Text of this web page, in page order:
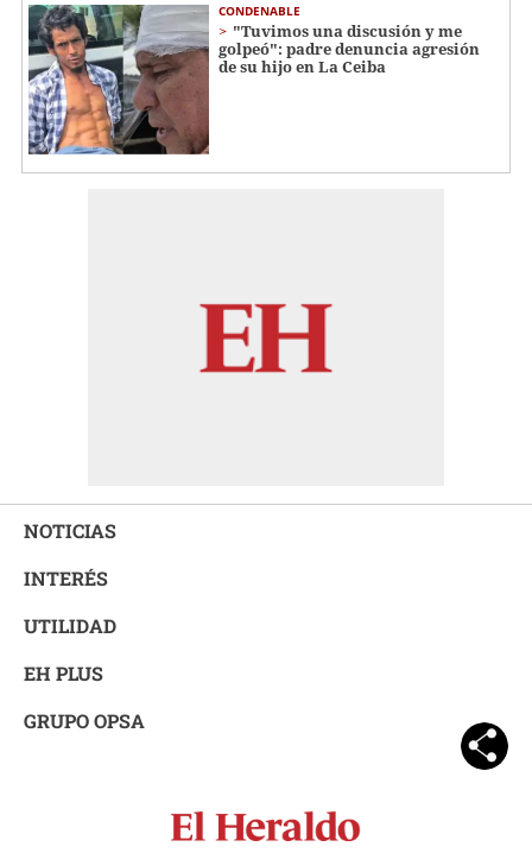
CONDENABLE
"Tuvimos una discusión y me
golpeó": padre denuncia agresión
de su hijo en La Ceiba
NOTICIAS
INTERÉS
UTILIDAD
EH PLUS
GRUPO OPSA